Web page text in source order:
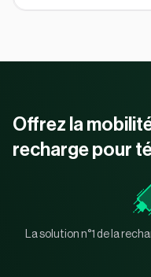
Offrez la
recharge pour
La solution n°1 de la